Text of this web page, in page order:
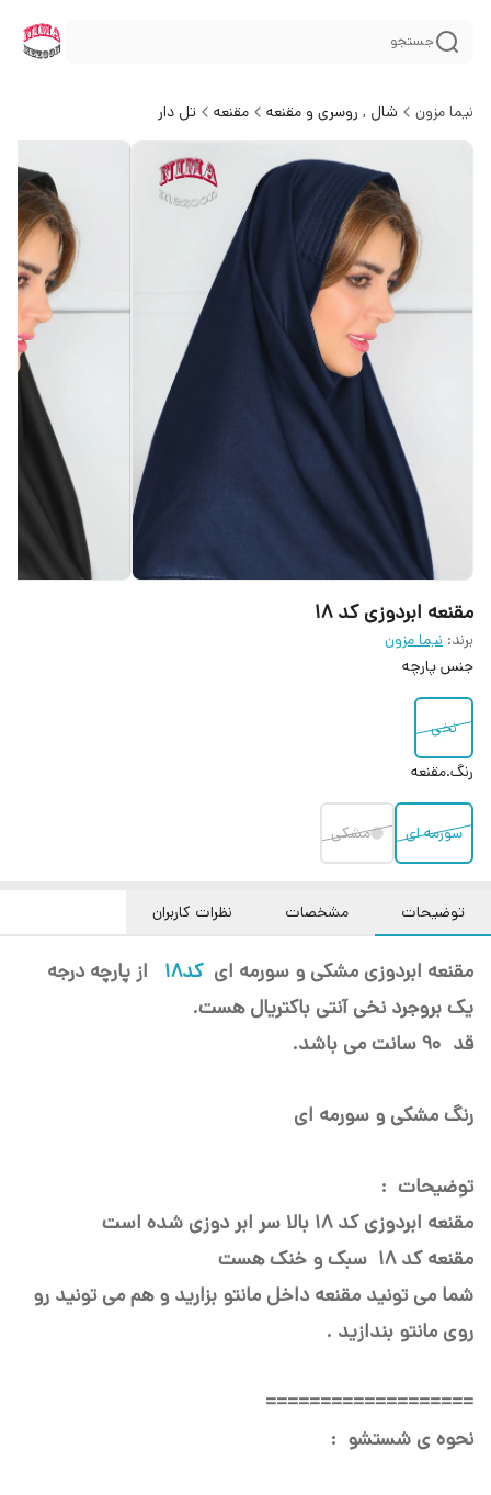
جستجو
نیما مزون شال , روسری و مقنعه مقنعه تل دار
مقنعه ابردوزی کد 18
برند: نیما مزون
جنس پارچه
نخی
رنگ.مقنعه
سورمه ای مشکی
توضیحات مشخصات نظرات کاربران
مقنعه ابردوزی مشکی و سورمه ایکد18
از پارچه درجه
یک بروجرد نخی آنتی باکتریال هست.
قد 90 سانت می باشد.
رنگ مشکی و سورمه ای
توضیحات :
مقنعه ابردوزی کد 18 بالا سر ابر دوزی شده است
مقنعه کد 18 سبک و خنک هست
شما می تونید مقنعه داخل مانتو بزارید و هم می تونید رو
روی مانتو بندازید .
===================
نحوه ی شستشو :